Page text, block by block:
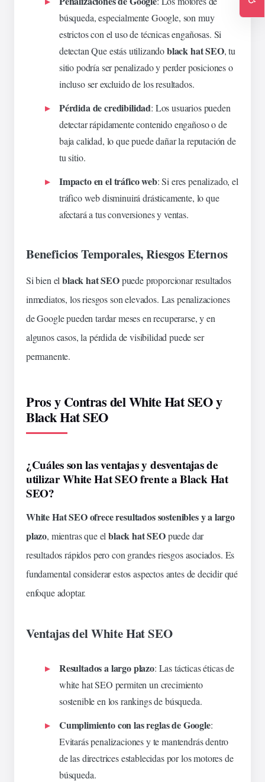
búsqueda, especialmente Google, son muy
estrictos con el uso de técnicas engañosas. Si
detectanQue estás utilizandoblack hat SEO, tu
sitio podría ser penalizado y perder posiciones o
incluso ser excluido de los resultados.
Pérdida de credibilidad: Los usuarios pueden
detectar rápidamente contenido engañoso o de
baja calidad, lo que puede dañar la reputación de
tu sitio.
Impacto en el tráfico web: Si eres penalizado, el
tráfico web disminuirá drásticamente, lo que
afectará a tus conversiones y ventas.
Beneficios Temporales, Riesgos Eternos
Si bien elblack hat SEOpuede proporcionar resultados
inmediatos, los riesgos son elevados. Las penalizaciones
de Google pueden tardar meses en recuperarse, y en
algunos casos, la pérdida de visibilidad puede ser
permanente.
Pros y Contras del White Hat SEO y
Black Hat SEO
¿Cuáles son las ventajas y desventajas de
utilizar White Hat SEO frente a Black Hat
SEO?
White Hat SEO ofrece resultados sostenibles y a largo
plazo, mientras que elblack hat SEOpuede dar
resultados rápidos pero con grandes riesgos asociados. Es
fundamental considerar estos aspectos antes de decidir qué
enfoque adoptar.
Ventajas del White Hat SEO
Resultados a largo plazo: Las tácticas éticas de
white hat SEO permiten un crecimiento
sostenible en los rankings de búsqueda.
Cumplimiento con las reglas de Google:
Evitarás penalizaciones y te mantendrás dentro
de las directrices establecidas por los motores de
búsqueda.